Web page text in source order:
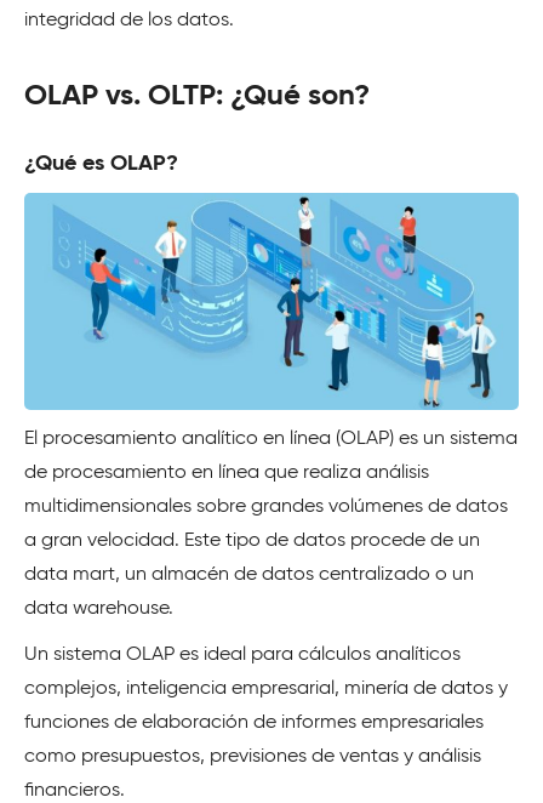
integridad de los datos.
OLAP vs. OLTP: ¿Qué son?
¿Qué es OLAP?
El procesamiento analítico en línea (OLAP) es un sistema
de procesamiento en línea que realiza análisis
multidimensionales sobre grandes volúmenes de datos
a gran velocidad. Este tipo de datos procede de un
data mart, un almacén de datos centralizado o un
data warehouse.
Un sistema OLAP es ideal para cálculos analíticos
complejos, inteligencia empresarial, minería de datos y
funciones de elaboración de informes empresariales
como presupuestos, previsiones de ventas y análisis
financieros.